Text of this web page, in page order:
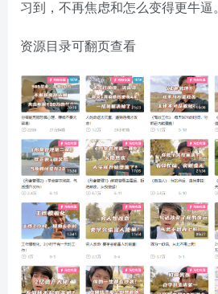
习到，不再焦虑和怎么变得更牛逼。
资源目录可翻页查看